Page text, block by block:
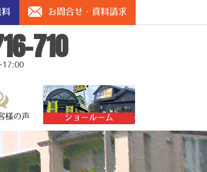
料 お問合せ・資料請求
710
17:00
様の声 ショールーム